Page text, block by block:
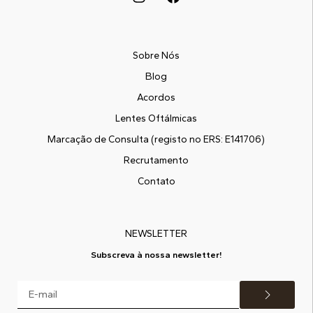
Sobre Nós
Blog
Acordos
Lentes Oftálmicas
Marcação de Consulta (registo no ERS: E141706)
Recrutamento
Contato
NEWSLETTER
Subscreva à nossa newsletter!